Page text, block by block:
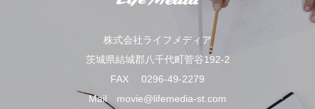
株式会社ライフメディア
茨城県結城郡八千代町菅谷192-2
FAX 0296-49-2279
Mail movie@lifemedia-st.com